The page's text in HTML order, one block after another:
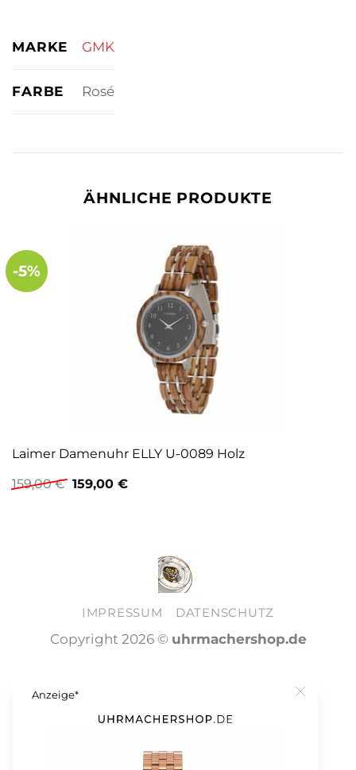
MARKE GMK
FARBE Rosé
ÄHNLICHE PRODUKTE
-5%
Laimer Damenuhr ELLY U-0089 Holz
159,00€ Ursprünglicher
Preis
159,00 €Aktueller
IMPRESSUM DATENSCHUTZ
Copyright 2026 © uhrmachershop.de
Anzeige* Close